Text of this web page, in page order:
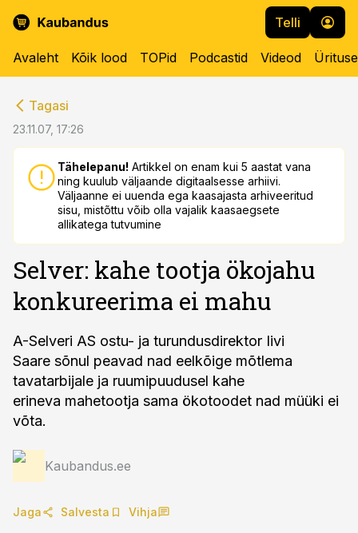
Telli
Avaleht Kõik lood TOPid Podcastid Videod
Tagasi
23.11.07, 17:26
Tähelepanu! Artikkel on enam kui 5 aastat vana
ning kuulub väljaande digitaalsesse arhiivi.
Väljaanne ei uuenda ega kaasajasta arhiveeritud
sisu, mistõttu võib olla vajalik kaasaegsete
allikatega tutvumine
Selver: kahe tootja ökojahu
konkureerima ei mahu
A-Selveri AS ostu- ja turundusdirektor Iivi
Saare sõnul peavad nad eelkõige mõtlema
tavatarbijale ja ruumipuudusel kahe
erineva mahetootja sama ökotoodet nad müüki ei
võta.
Kaubandus.ee
Jaga Salvesta Vihja